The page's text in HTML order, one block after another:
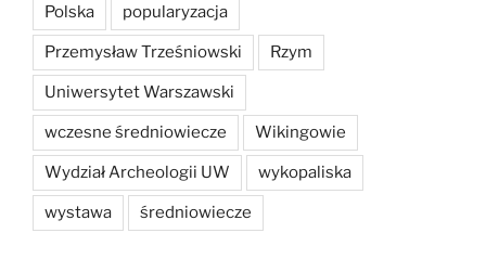
Polska popularyzacja
Przemysław Trześniowski Rzym
Uniwersytet Warszawski
wczesne średniowiecze Wikingowie
Wydział Archeologii UW wykopaliska
wystawa średniowiecze